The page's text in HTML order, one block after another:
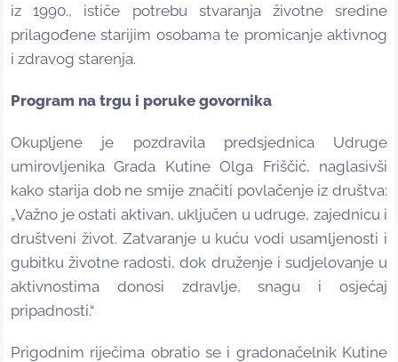
iz 1990., ističe potrebu stvaranja životne sredine
prilagođene starijim osobama te promicanje aktivnog
i zdravog starenja.
Program na trgu i poruke govornika
Okupljene je pozdravila predsjednica Udruge
umirovljenika Grada Kutine Olga Friščić, naglasivši
kako starija dob ne smije značiti povlačenje iz društva:
„Važno je ostati aktivan, uključen u udruge, zajednicu i
društveni život. Zatvaranje u kuću vodi usamljenosti i
gubitku životne radosti, dok druženje i sudjelovanje u
aktivnostima donosi zdravlje, snagu i osjećaj
pripadnosti.“
Prigodnim riječima obratio se i gradonačelnik Kutine